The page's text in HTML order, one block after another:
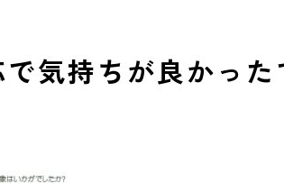
気持ちが良かった